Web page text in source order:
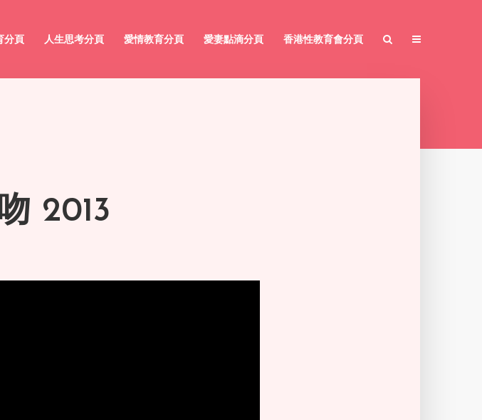
分頁 人生思考分頁 愛情教育分頁 愛妻點滴分頁 香港性教育會分頁
2013